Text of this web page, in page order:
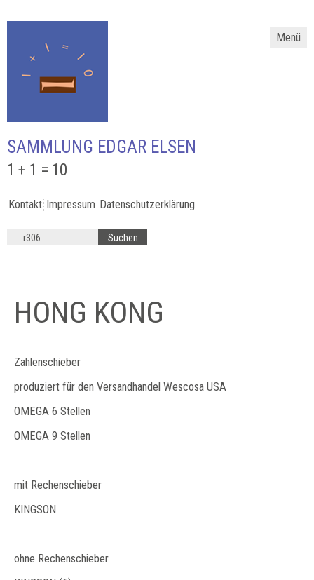
Menü
SAMMLUNG EDGAR ELSEN
1 + 1 = 10
Kontakt Impressum Datenschutzerklärung
HONG KONG
Zahlenschieber
produziert für den Versandhandel Wescosa USA
OMEGA 6 Stellen
OMEGA 9 Stellen
mit Rechenschieber
KINGSON
ohne Rechenschieber